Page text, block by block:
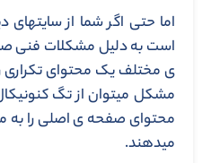
اما حتی اگر شما از
است به دلیل مشکلات فنی
ی مختلف یک محتوای تکراری
مشکل میتوان از تگ
محتوای صفحه ی اصلی را
میدهند.